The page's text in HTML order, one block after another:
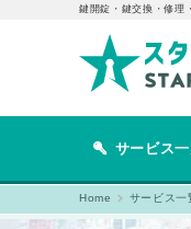
鍵開錠・鍵交換・修理
サービス
Home サービス一